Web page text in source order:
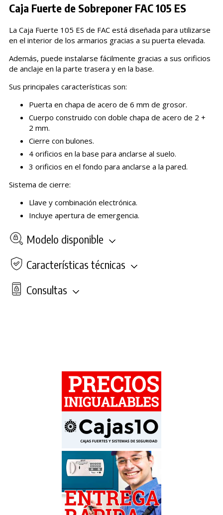
Caja Fuerte de Sobreponer FAC 105 ES
La Caja Fuerte 105 ES de FAC está diseñada para utilizarse
en el interior de los armarios gracias a su puerta elevada.
Además, puede instalarse fácilmente gracias a sus orificios
de anclaje en la parte trasera y en la base.
Sus principales características son:
Puerta en chapa de acero de 6 mm de grosor.
Cuerpo construido con doble chapa de acero de 2 +
2 mm.
Cierre con bulones.
4 orificios en la base para anclarse al suelo.
3 orificios en el fondo para anclarse a la pared.
Sistema de cierre:
Llave y combinación electrónica.
Incluye apertura de emergencia.
Modelo disponible
Características técnicas
Consultas